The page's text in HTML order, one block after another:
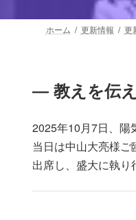
ホーム 更新情報 更
― 教えを伝
2025年10月7日、陽
当日は中山大亮様
出席し、盛大に執り